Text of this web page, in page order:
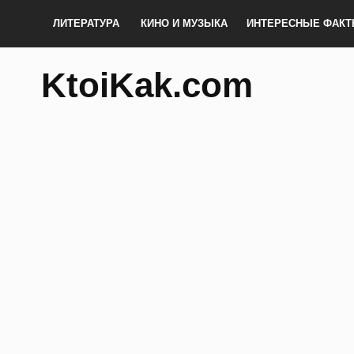
ЛИТЕРАТУРА КИНО И МУЗЫКА ИНТЕРЕСНЫЕ
KtoiKak.com